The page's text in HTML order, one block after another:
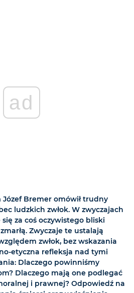
ad
Bremer omówił trudny
ludzkich zwłok. W zwyczajach
za coś oczywistego bliski
Zwyczaje te ustalają
zwłok, bez wskazania
etyczna refleksja nad tymi
Dlaczego powinniśmy
Dlaczego mają one podlegać
i prawnej? Odpowiedź na